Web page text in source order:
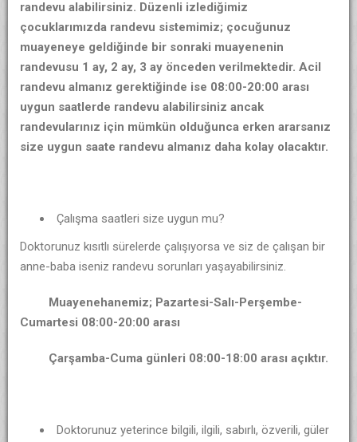
randevu alabilirsiniz. Düzenli izlediğimiz
çocuklarımızda randevu sistemimiz; çocuğunuz
muayeneye geldiğinde bir sonraki muayenenin
randevusu 1 ay, 2 ay, 3 ay önceden verilmektedir. Acil
randevu almanız gerektiğinde ise 08:00-20:00 arası
uygun saatlerde randevu alabilirsiniz ancak
randevularınız için mümkün olduğunca erken ararsanız
size uygun saate randevu almanız daha kolay olacaktır.
Çalışma saatleri size uygun mu?
Doktorunuz kısıtlı sürelerde çalışıyorsa ve siz de çalışan bir
anne-baba iseniz randevu sorunları yaşayabilirsiniz.
Muayenehanemiz; Pazartesi-Salı-Perşembe-
Cumartesi 08:00-20:00 arası
Çarşamba-Cuma günleri 08:00-18:00 arası açıktır.
Doktorunuz yeterince bilgili, ilgili, sabırlı, özverili, güler